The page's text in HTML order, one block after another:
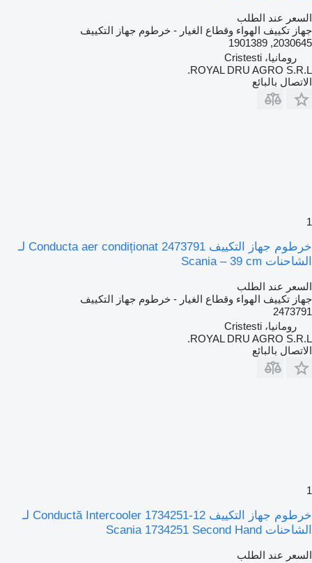
السعر عند الطلب
جهاز تكييف الهواء وقطاع الغيار - خرطوم جهاز التكييف
2030645, 1901389
رومانيا، Cristesti
ROYAL DRU AGRO S.R.L.
الاتصال بالبائع
1
خرطوم جهاز التكييف Conducta aer condiționat 2473791 لـ
الشاحنات Scania – 39 cm
السعر عند الطلب
جهاز تكييف الهواء وقطاع الغيار - خرطوم جهاز التكييف
2473791
رومانيا، Cristesti
ROYAL DRU AGRO S.R.L.
الاتصال بالبائع
1
خرطوم جهاز التكييف Conductă Intercooler 1734251-12 لـ
الشاحنات Scania 1734251 Second Hand
السعر عند الطلب